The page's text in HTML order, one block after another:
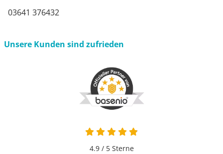
03641 376432
Unsere Kunden sind zufrieden
4.9 von 5
4.9 / 5Sterne